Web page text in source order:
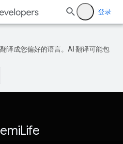
登录
译成您偏好的语言。AI 翻译可能包